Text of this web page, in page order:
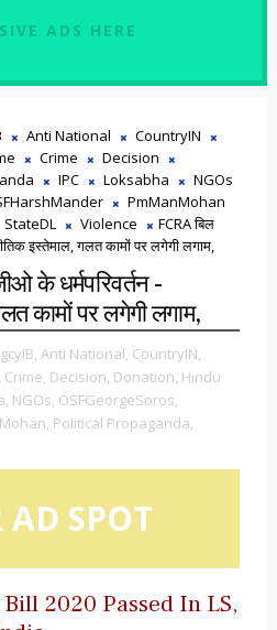
ADS HERE
Anti National
CountryIN
Crime
Decision
IPC Loksabha
NGOs
PmManMohan
StateDL Violence
FCRA बिल
इस्तेमाल, गलत कामों पर लगेगी लगाम,
के धर्मपरिवर्तन -
कामों पर लगेगी लगाम,
Anti National, CountryIN,
Crime, Decision, Donation, Hindu
NGOs, OSFGeorgeSoros,
Political Propaganda,
AD SPOT
2020 Passed In LS,